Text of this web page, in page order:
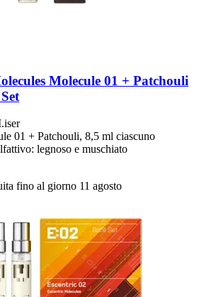
Molecule 01 + Patchouli
01 + Patchouli, 8,5 ml ciascuno
legnoso e muschiato
fino al giorno 11 agosto